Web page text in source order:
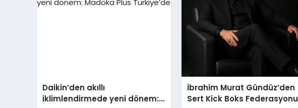
Daikin’den akıllı
iklimlendirmede yeni dönem:
İbrahim Murat Gündüz’den
Sert Kick Boks Federasyonu